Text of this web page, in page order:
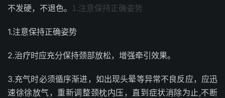
不发硬，不退色。
1.注意保持正确姿势
1.注意保持正确姿势
2.治疗时应充分保持颈部放松，增强牵引效果。
3.充气时必须循序渐进，如出现头晕等异常不良反应，应迅
速徐徐放气，重新调整颈枕内压，直到症状消除为止,不断